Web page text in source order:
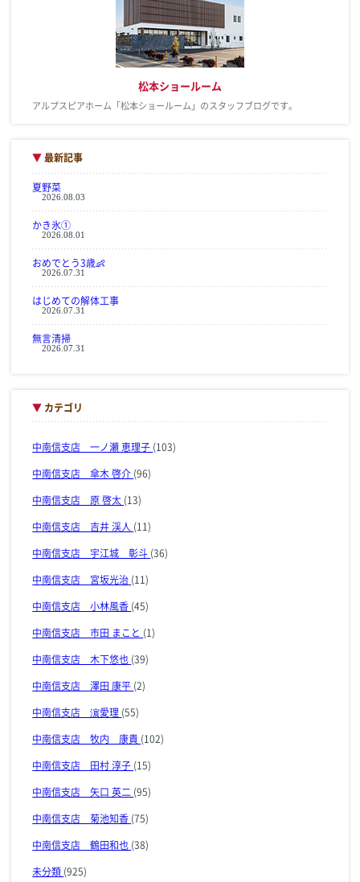
松本ショールーム
アルプスピアホーム「松本ショールーム」のスタッフブログです。
▼最新記事
夏野菜
2026.08.03
かき氷①
2026.08.01
おめでとう3歳👶
2026.07.31
はじめての解体工事
2026.07.31
無言清掃
2026.07.31
▼ カテゴリ
中南信支店 一ノ瀬 恵理子 (103)
中南信支店 傘木 啓介 (96)
中南信支店 原 啓太 (13)
中南信支店 吉井 渓人 (11)
中南信支店 宇江城 彰斗 (36)
中南信支店 宮坂光治 (11)
中南信支店 小林風香 (45)
中南信支店 市田 まこと (1)
中南信支店 木下悠也 (39)
中南信支店 澤田 康平 (2)
中南信支店 濵愛理 (55)
中南信支店 牧内 康貴 (102)
中南信支店 田村 淳子 (15)
中南信支店 矢口 英二 (95)
中南信支店 菊池知香 (75)
中南信支店 鶴田和也 (38)
未分類 (925)